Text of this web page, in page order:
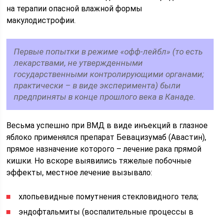
на терапии опасной влажной формы
макулодистрофии.
Первые попытки в режиме «офф-лейбл» (то есть
лекарствами, не утвержденными
государственными контролирующими органами;
практически – в виде эксперимента) были
предприняты в конце прошлого века в Канаде.
Весьма успешно при ВМД в виде инъекций в глазное
яблоко применялся препарат Бевацизумаб (Авастин),
прямое назначение которого – лечение рака прямой
кишки. Но вскоре выявились тяжелые побочные
эффекты, местное лечение вызывало:
хлопьевидные помутнения стекловидного тела;
эндофтальмиты (воспалительные процессы в